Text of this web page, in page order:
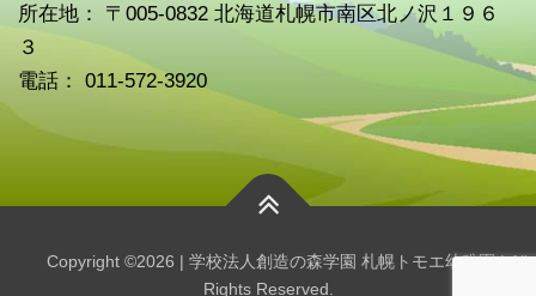
所在地： 〒005-0832 北海道札幌市南区北ノ沢１９６
３
電話： 011-572-3920
Copyright ©2026 | 学校法人創造の森学園 札幌トモエ幼稚園 | All
Rights Reserved.